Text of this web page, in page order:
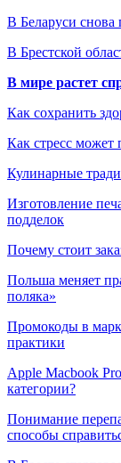
В Беларуси
В Брестской
В мире растет
Как сохранить
Как стресс может
Кулинарные
Изготовление
подделок
Почему стоит
Польша меняет
поляка»
Промокоды в
практики
Apple Macbook
категории?
Понимание
способы